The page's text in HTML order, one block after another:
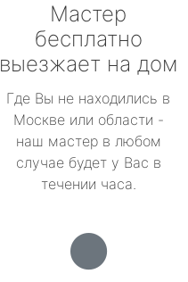
Мастер
бесплатно
выезжает на дом
Где Вы не находились в
Москве или области -
наш мастер в любом
случае будет у Вас в
течении часа.